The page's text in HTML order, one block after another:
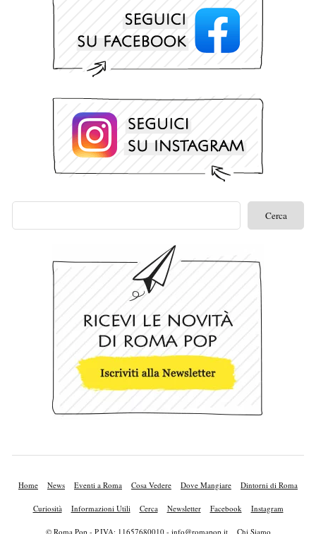
Home News Eventi a Roma Cosa Vedere Dove Mangiare Dintorni di Roma
Curiosità Informazioni Utili Cerca Newsletter Facebook Instagram
© Roma Pop - P.IVA: 11657680010 - info@romapop.it Chi Siamo